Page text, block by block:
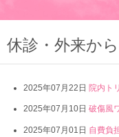
休診・外来か
2025年07月22日 院内ト
2025年07月10日 破傷風
2025年07月01日 自費負